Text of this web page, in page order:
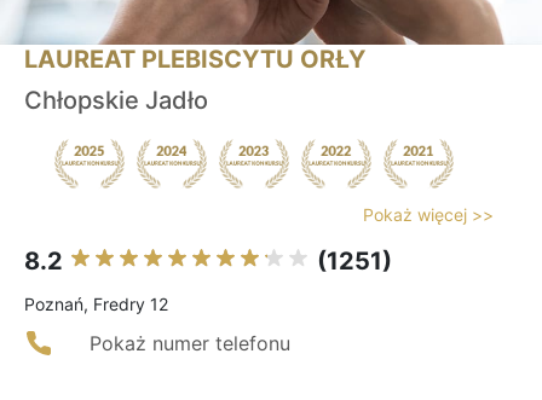
LAUREAT PLEBISCYTU ORŁY
Chłopskie Jadło
Pokaż więcej >>
8.2 (1251)
Poznań, Fredry 12
Pokaż numer telefonu